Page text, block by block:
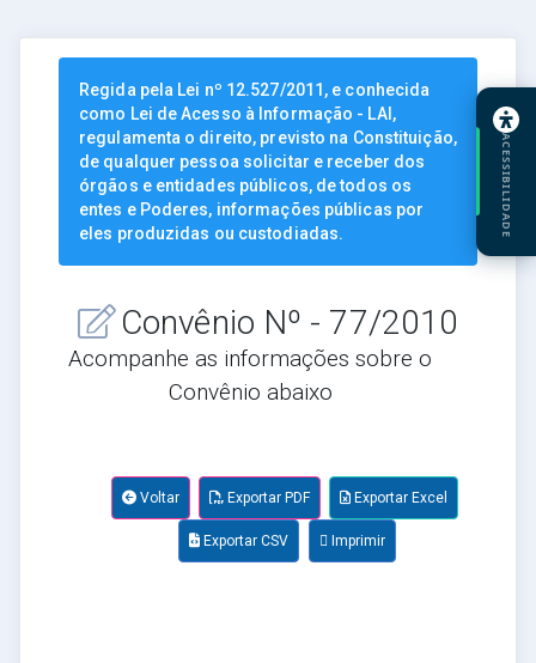
Regida pela Lei nº 12.527/2011, e conhecida
como Lei de Acesso à Informação - LAI,
regulamenta o direito, previsto na Constituição,
de qualquer pessoa solicitar e receber dos
órgãos e entidades públicos, de todos os
entes e Poderes, informações públicas por
eles produzidas ou custodiadas.
Convênio Nº - 77/2010
Acompanhe as informações sobre o
Convênio abaixo
Voltar Exportar PDF Exportar Excel
Exportar CSV Imprimir
ACESSIBILIDADE